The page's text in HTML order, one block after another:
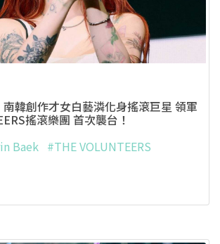
韓創作才女白藝潾化身搖滾巨星 領軍
搖滾樂團 首次襲台！
Baek #THE VOLUNTEERS